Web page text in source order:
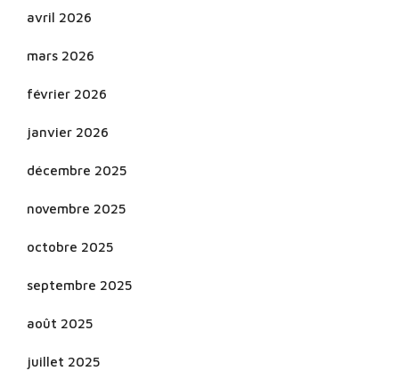
avril 2026
mars 2026
février 2026
janvier 2026
décembre 2025
novembre 2025
octobre 2025
septembre 2025
août 2025
juillet 2025